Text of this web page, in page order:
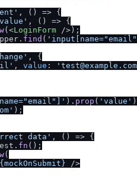
, () => {
, () => {
( <LoginForm /> );
find (
, {
, value :
). prop ( 'value' )
);
data' , () => {
fn ();
(
{mockOnSubmit} />